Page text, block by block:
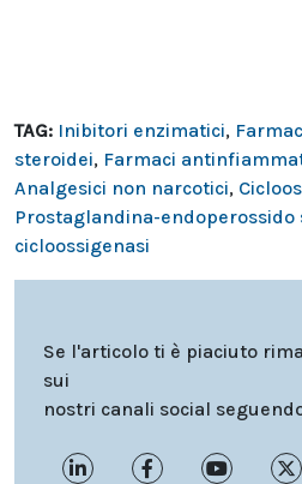
TAG: Inibitori enzimatici,
steroidei, Farmaci
Analgesici non narcotici,
Prostaglandina-endoperossido
cicloossigenasi
Se l'articolo ti è piaciuto
sui
nostri canali social